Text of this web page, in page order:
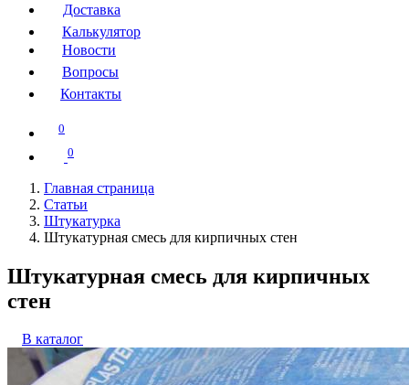
Доставка
Калькулятор
Новости
Вопросы
Контакты
0
0
Главная страница
Статьи
Штукатурка
Штукатурная смесь для кирпичных стен
Штукатурная смесь для кирпичных
стен
В каталог